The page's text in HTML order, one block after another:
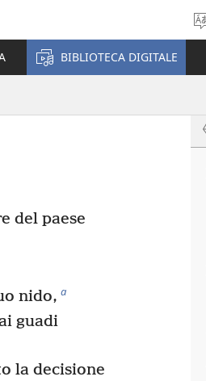
BIBLIOTECA DIGITALE
del paese
nido, a
guadi
la decisione